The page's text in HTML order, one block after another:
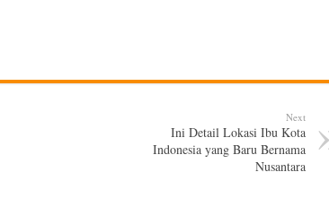
Next
Ini Detail Lokasi Ibu Kota
Indonesia yang Baru Bernama
Nusantara